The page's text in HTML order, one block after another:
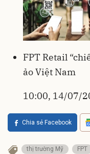
FPT Retail
ảo Việt Nam
10:00, 14/07/
Chia sẻ Facebook
thị trường Mỹ FPT